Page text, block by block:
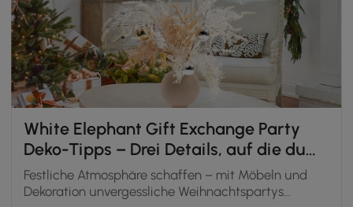
White Elephant Gift Exchange Party
Deko-Tipps – Drei Details, auf die du
achten solltest
Festliche Atmosphäre schaffen – mit Möbeln und
Dekoration unvergessliche Weihnachtspartys